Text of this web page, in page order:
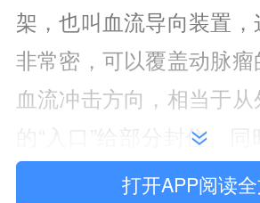
架，也叫血流导向装置
非常密，可以覆盖动脉
血流冲击方向，相当于
的“入口”给部分封住。同
瘤里填入弹簧圈，重点
打开APP阅读